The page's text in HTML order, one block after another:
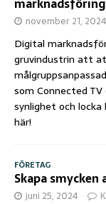
november 21, 2024
Digital
gruvindustrin att
som Connected
synlighet och
här!
FÖRETAG
Skapa
juni 25, 2024